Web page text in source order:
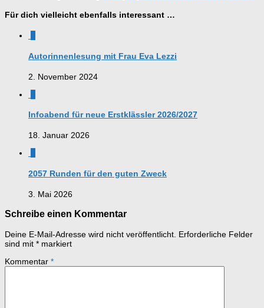
Für dich vielleicht ebenfalls interessant …
Autorinnenlesung mit Frau Eva Lezzi
2. November 2024
Infoabend für neue Erstklässler 2026/2027
18. Januar 2026
2057 Runden für den guten Zweck
3. Mai 2026
Schreibe einen Kommentar
Deine E-Mail-Adresse wird nicht veröffentlicht. Erforderliche Felder
sind mit * markiert
Kommentar *